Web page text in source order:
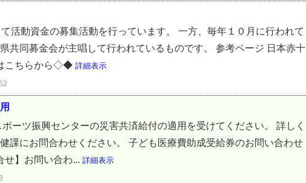
活動資金の募集活動を行っています。 一方、毎年１０月に行われて
共同募金会が主唱して行われているものです。 参考ページ 日本赤十
こちらから◇◆ 詳細表示
ーツ振興センターの災害共済給付の適用を受けてください。 詳しく
課にお問合わせください。 子ども医療費助成受給券のお問い合わせ
】お問い合わ... 詳細表示